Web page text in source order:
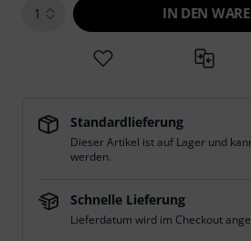
1 IN DEN
Standardlieferung
Dieser Artikel ist auf Lager und
werden.
Schnelle Lieferung
Lieferdatum wird im Checkout